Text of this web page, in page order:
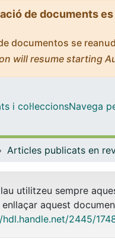
de documents
documentos se
will resume starting
i col·leccionsNavega
utilitzeu sempre
aquest
2445/